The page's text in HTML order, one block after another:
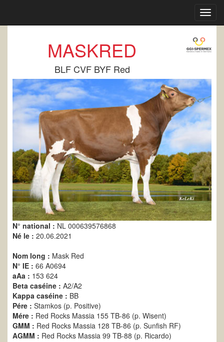
MASKRED
BLF CVF BYF Red
N° national : NL 000639576868
Né le : 20.06.2021
Nom long : Mask Red
N° IE : 66 A0694
aAa : 153 624
Beta caséine : A2/A2
Kappa caséine : BB
Pére : Stamkos (p. Positive)
Mére : Red Rocks Massia 155 TB-86 (p. Wisent)
GMM : Red Rocks Massia 128 TB-86 (p. Sunfish RF)
AGMM : Red Rocks Massia 99 TB-88 (p. Ricardo)